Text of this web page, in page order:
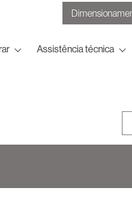
Assistência técnica